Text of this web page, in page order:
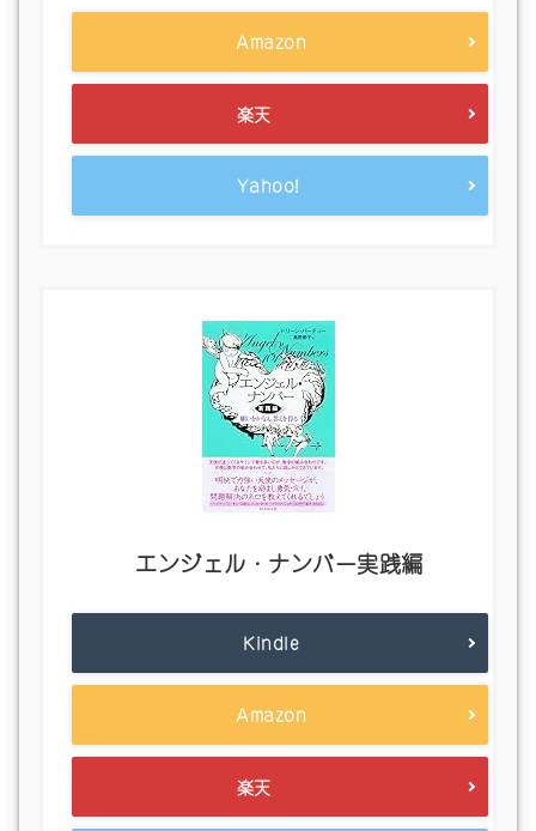
Amazon
楽天
Yahoo!
エンジェル・ナンバー実践編
Kindle
Amazon
楽天